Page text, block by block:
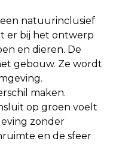
natuurinclusief
er bij het ontwerp
en dieren. De
gebouw. Ze wordt
maken.
op groen voelt
zonder
en de sfeer